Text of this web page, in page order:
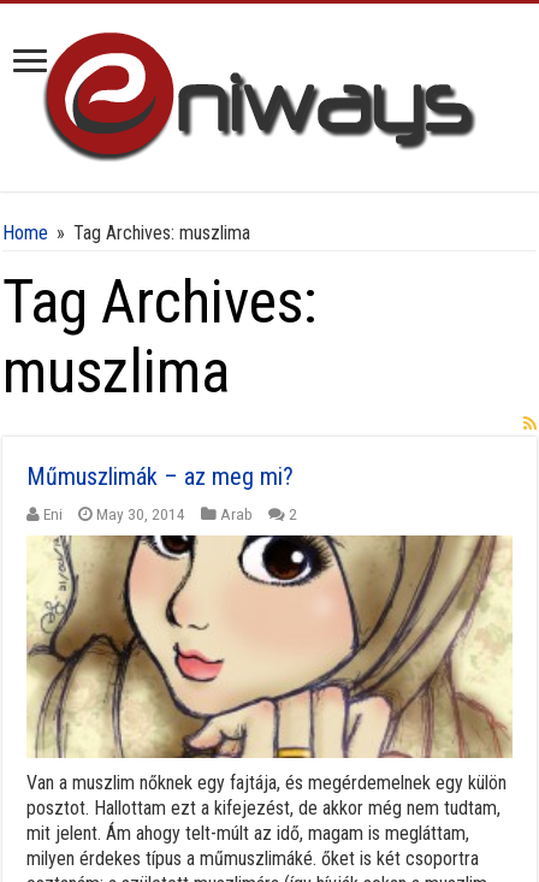
Home » Tag Archives: muszlima
Tag Archives:
muszlima
Műmuszlimák – az meg mi?
Eni May 30, 2014 Arab 2
Van a muszlim nőknek egy fajtája, és megérdemelnek egy külön
posztot. Hallottam ezt a kifejezést, de akkor még nem tudtam,
mit jelent. Ám ahogy telt-múlt az idő, magam is megláttam,
milyen érdekes típus a műmuszlimáké. őket is két csoportra